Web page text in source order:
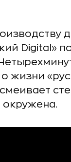
Digital»
жизни